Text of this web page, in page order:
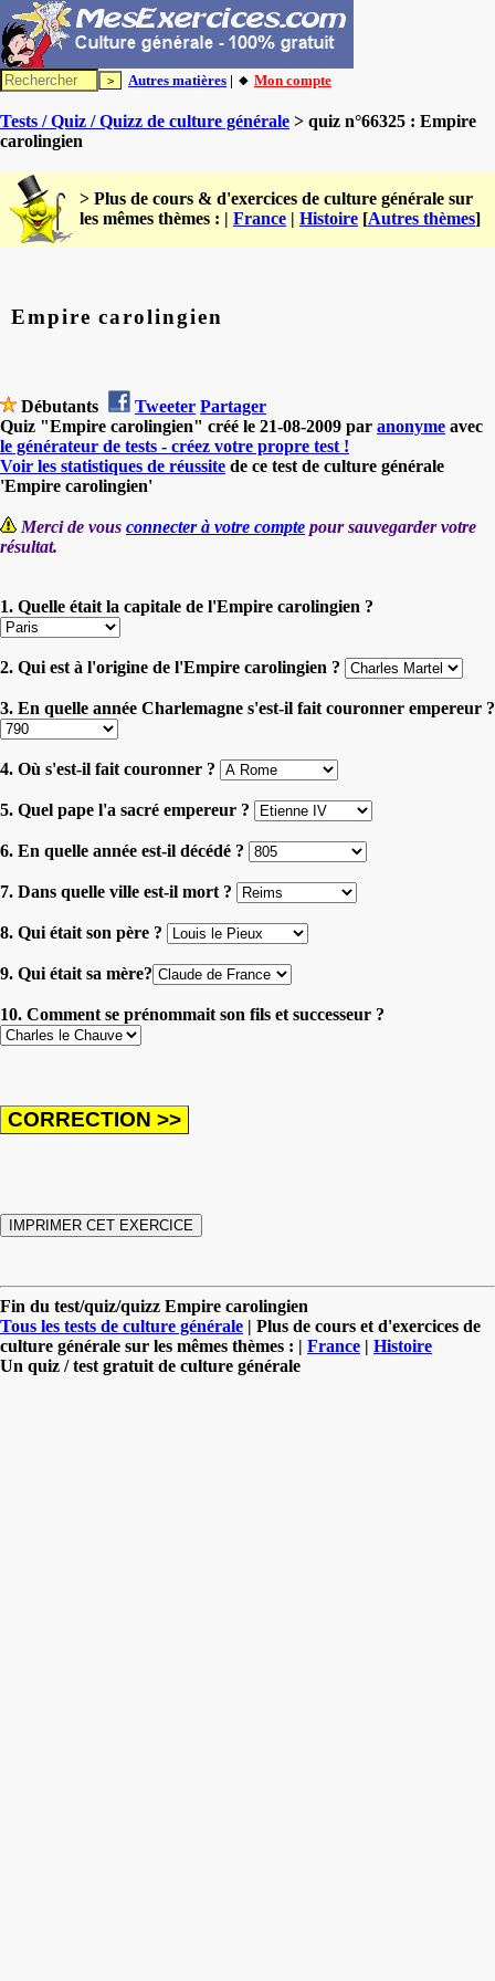
Autres matières | 🔸 Mon compte
Tests / Quiz / Quizz de culture générale > quiz n°66325 : Empire
carolingien
> Plus de cours & d'exercices de culture générale sur
les mêmes thèmes : | France | Histoire [Autres thèmes]
Empire carolingien
Débutants Tweeter Partager
Quiz "Empire carolingien" créé le 21-08-2009 par anonyme avec
le générateur de tests - créez votre propre test !
Voir les statistiques de réussite de ce test de culture générale
'Empire carolingien'
Merci de vous connecter à votre compte pour sauvegarder votre
résultat.
1. Quelle était la capitale de l'Empire carolingien ?
2. Qui est à l'origine de l'Empire carolingien ?
3. En quelle année Charlemagne s'est-il fait couronner empereur ?
4. Où s'est-il fait couronner ?
5. Quel pape l'a sacré empereur ?
6. En quelle année est-il décédé ?
7. Dans quelle ville est-il mort ?
8. Qui était son père ?
9. Qui était sa mère?
10. Comment se prénommait son fils et successeur ?
Fin du test/quiz/quizz Empire carolingien
Tous les tests de culture générale | Plus de cours et d'exercices de
culture générale sur les mêmes thèmes : | France | Histoire
Un quiz / test gratuit de culture générale